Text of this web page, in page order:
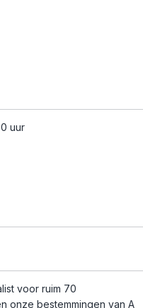
uur
voor ruim 70
onze bestemmingen van A